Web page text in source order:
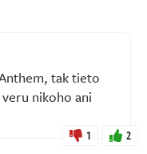
tak tieto
nikoho ani
1 2